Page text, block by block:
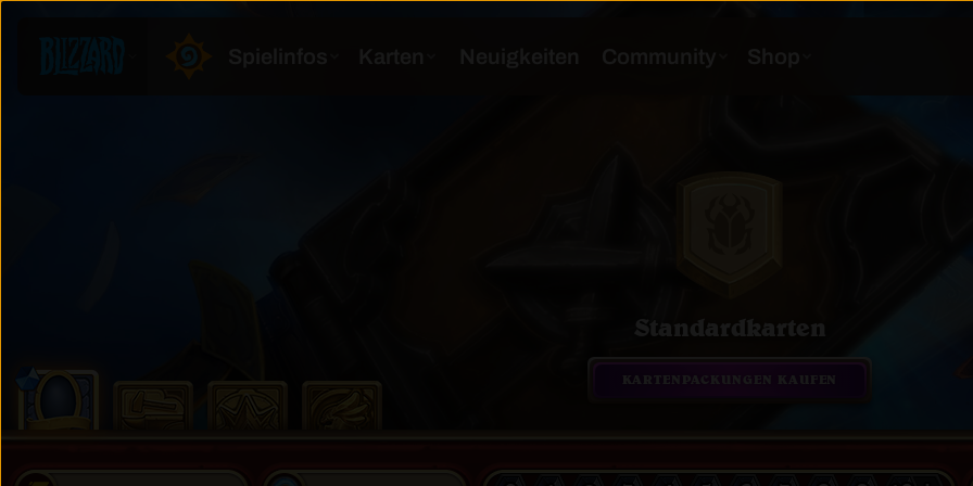
Standardkarten
KARTENPACKUNGEN KAUFEN